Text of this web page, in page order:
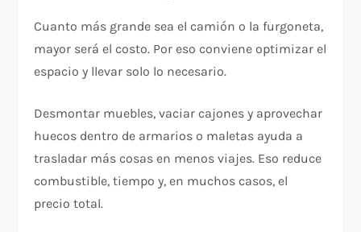
Cuanto más grande sea el camión o la furgoneta,
mayor será el costo. Por eso conviene optimizar el
espacio y llevar solo lo necesario.
Desmontar muebles, vaciar cajones y aprovechar
huecos dentro de armarios o maletas ayuda a
trasladar más cosas en menos viajes. Eso reduce
combustible, tiempo y, en muchos casos, el
precio total.